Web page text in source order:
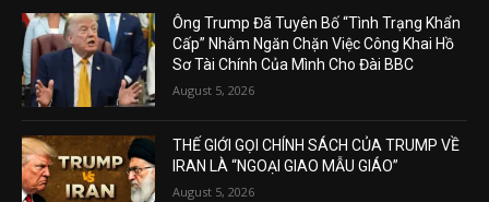
Ông Trump Đã Tuyên Bố “Tình Trạng Khẩn
Cấp” Nhằm Ngăn Chặn Việc Công Khai Hồ
Sơ Tài Chính Của Mình Cho Đài BBC
August 5, 2026
THẾ GIỚI GỌI CHÍNH SÁCH CỦA TRUMP VỀ
IRAN LÀ “NGOẠI GIAO MẪU GIÁO”
August 5, 2026